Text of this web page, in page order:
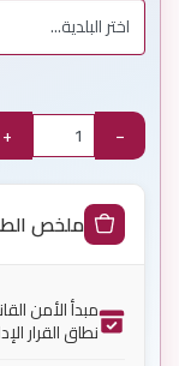
−
+
ملخص
مبدأ الأمن
نطاق القرار